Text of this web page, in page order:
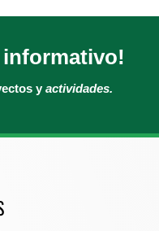
informativo!
y actividades.